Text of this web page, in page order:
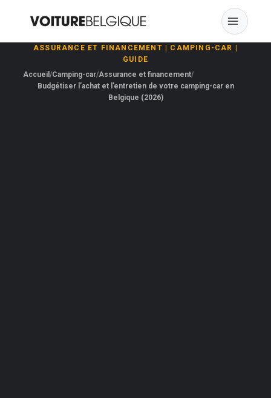
ASSURANCE ET FINANCEMENT CAMPING-CAR
GUIDE
Accueil Camping-car Assurance et financement
Budgétiser l’achat et l’entretien de votre camping-car en
Belgique (2026)